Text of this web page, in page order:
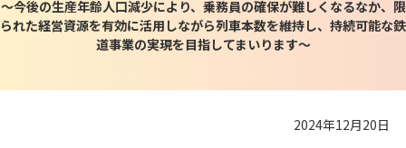
～今後の生産年齢人口減少により、乗務員の確保が難しくなるなか、限
られた経営資源を有効に活用しながら列車本数を維持し、持続可能な鉄
道事業の実現を目指してまいります～
2024年12月20日